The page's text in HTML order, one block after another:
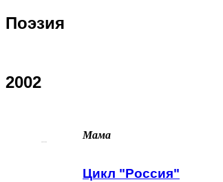
Поэзия
2002
Мама
Цикл "Россия"